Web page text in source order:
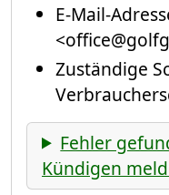
E-Mail-
Zuständige
Fehler
Kündigen